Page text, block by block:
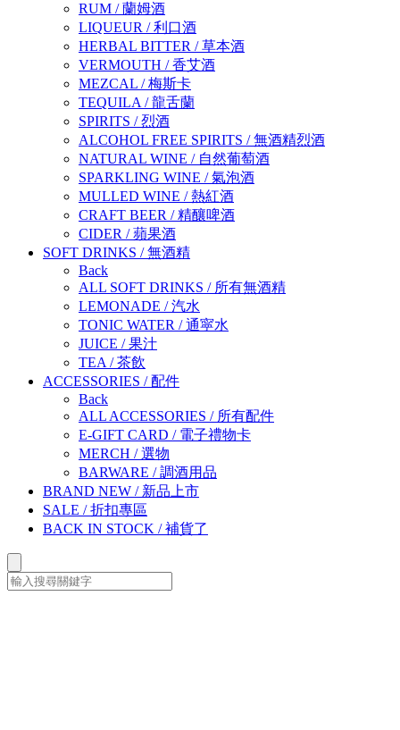
RUM /蘭姆酒
LIQUEUR /利口酒
HERBAL BITTER /草本酒
VERMOUTH /香艾酒
MEZCAL /梅斯卡
TEQUILA /龍舌蘭
SPIRITS /烈酒
ALCOHOL FREE SPIRITS /無酒精烈酒
NATURAL WINE / 自然葡萄酒
SPARKLING WINE /氣泡酒
MULLED WINE /熱紅酒
CRAFT BEER /精釀啤酒
CIDER /蘋果酒
SOFT DRINKS /無酒精
Back
ALL SOFT DRINKS / 所有無酒精
LEMONADE /汽水
TONIC WATER /通寜水
JUICE /果汁
TEA /茶飲
ACCESSORIES /配件
Back
ALL ACCESSORIES / 所有配件
E-GIFT CARD / 電子禮物卡
MERCH /選物
BARWARE /調酒用品
BRAND NEW / 新品上市
SALE /折扣專區
BACK IN STOCK /補貨了